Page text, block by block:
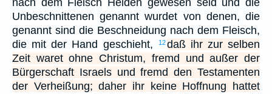
Unbeschnittenen genannt wurdet von denen, die
genannt sind die Beschneidung nach dem Fleisch,
die mit der Hand geschieht,
12daß ihr zur selben
Zeit waret ohne Christum, fremd und außer der
Bürgerschaft Israels und fremd den Testamenten
der Verheißung; daher ihr keine Hoffnung hattet